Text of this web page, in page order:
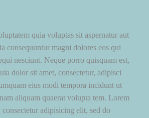
quia voluptas sit aspernatur aut
consequuntur magni dolores eos qui
nesciunt. Neque porro quisquam est,
dolor sit amet, consectetur, adipisci
eius modi tempora incidunt ut
aliquam quaerat volupta tem. Lorem
adipisicing elit, sed do